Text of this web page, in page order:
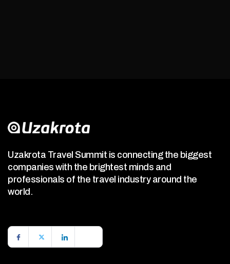
Uzakrota Travel Summit is connecting the biggest
companies with the brightest minds and
professionals of the travel industry around the
world.